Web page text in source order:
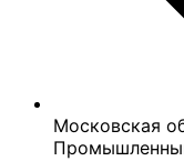
Московская